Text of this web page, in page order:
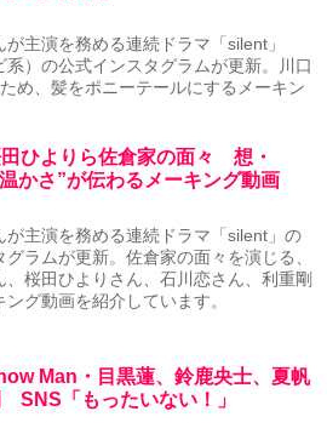
が主演を務める連続ドラマ「silent」
系）の公式インスタグラムが更新。川口
め、髪をポニーテールにするメーキン
ひよりら佐倉家の面々 想・
かさ”が伝わるメーキング動画
が主演を務める連続ドラマ「silent」の
グラムが更新。佐倉家の面々を演じる、
、桜田ひよりさん、石川恋さん、利重剛
ング動画を紹介しています。
Man・目黒蓮、鈴鹿央士、夏帆
SNS「もったいない！」